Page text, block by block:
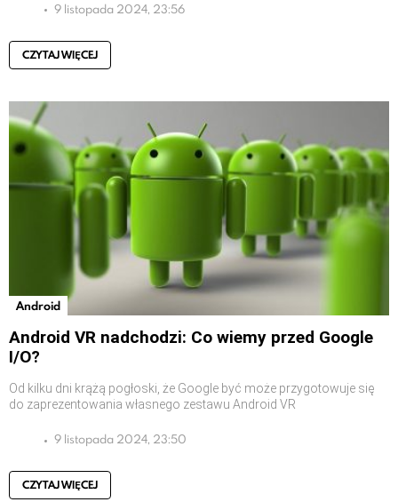
9 listopada 2024, 23:56
CZYTAJ WIĘCEJ
Android
Android VR nadchodzi: Co wiemy przed Google
I/O?
Od kilku dni krążą pogłoski, że Google być może przygotowuje się
do zaprezentowania własnego zestawu Android VR
9 listopada 2024, 23:50
CZYTAJ WIĘCEJ